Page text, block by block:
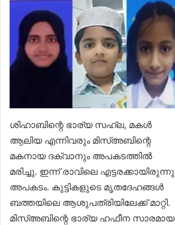
ശിഹാബിന്റെ ഭാര്യ സഹ്ല, മകൾ
ആലിയ എന്നിവരും മിസ്അബിന്റെ
മകനായ ദക്വാനും അപകടത്തിൽ
മരിച്ചു. ഇന്ന് രാവിലെ എട്ടരക്കായിരുന്നു
അപകടം. കുട്ടികളുടെ മൃതദേഹങ്ങൾ
ബത്തയിലെ ആശുപത്രിയിലേക്ക് മാറ്റി.
മിസ്അബിന്റെ ഭാര്യ ഹഫീന സാരമായ